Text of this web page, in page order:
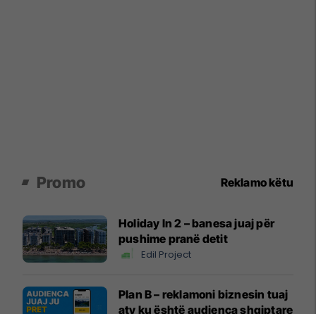
Promo Reklamo këtu
Holiday In 2 – banesa juaj për
pushime pranë detit
Edil Project
Plan B – reklamoni biznesin tuaj
aty ku është audienca shqiptare